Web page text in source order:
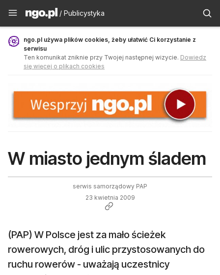
Publicystyka - ngo.pl
/ Publicystyka
ngo.pl używa plików cookies, żeby ułatwić Ci korzystanie z
serwisu
Ten komunikat zniknie przy Twojej następnej wizycie. Dowiedz
się więcej o plikach cookies
W miasto jednym śladem
serwis samorządowy PAP
23 kwietnia 2009
(PAP) W Polsce jest za mało ścieżek
rowerowych, dróg i ulic przystosowanych do
ruchu rowerów - uważają uczestnicy